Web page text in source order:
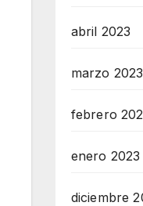
abril 2023
marzo 2023
febrero
enero 2023
diciembre